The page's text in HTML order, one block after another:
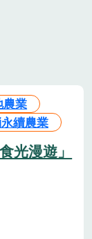
農業
續農業